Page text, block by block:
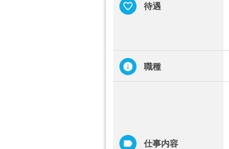
待遇
職種
仕事内容